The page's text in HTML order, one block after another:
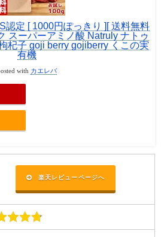
認定 [ 1000円ぽっきり ][ 送料無料
スーパーアミノ酸 Natruly ナトゥ
杞子 goji berry gojiberry くこの実
有機
with カエレバ
楽天レビューページへ